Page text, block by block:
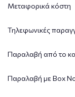
Μεταφορικά κόστη
Τηλεφωνικές
Παραλαβή από το
Παραλαβή με Box